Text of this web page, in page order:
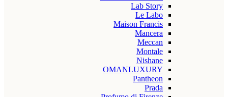
Lab Story
Le Labo
Maison Francis
Mancera
Meccan
Montale
Nishane
OMANLUXURY
Pantheon
Prada